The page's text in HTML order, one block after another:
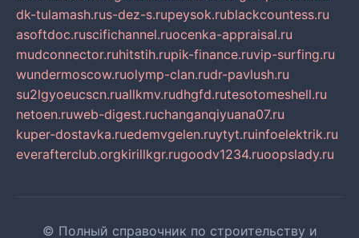
dk-tulamash.rus-dez-s.rupeysok.rublackcountess.ru
asoftdoc.ruscifichannel.ruocenka-appraisal.ru
mudconnector.ruhitstih.rupik-finance.ruvip-surfing.ru
wundermoscow.ruolymp-clan.rudr-pavlush.ru
su2lgyoeucscn.ruallkmv.rudhgfd.rutesotomeshell.ru
netoen.ruweb-digest.ruchanganqiyuana07.ru
kuper-dostavka.ruedemvgelen.ruytyt.ruinfoelektrik.ru
everafterclub.orgkirillkgr.rugoodv1234.ruoopslady.ru
© Полный справочник по строительству и